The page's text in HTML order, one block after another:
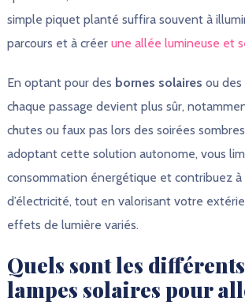
simple piquet planté suffira souvent à
parcours et à créer une allée lumineuse et
En optant pour des bornes solaires ou des
chaque passage devient plus sûr,
chutes ou faux pas lors des soirées
adoptant cette solution autonome, vous
consommation énergétique et contribuez à
d’électricité, tout en valorisant votre
effets de lumière variés.
Quels sont les
lampes solaires pour